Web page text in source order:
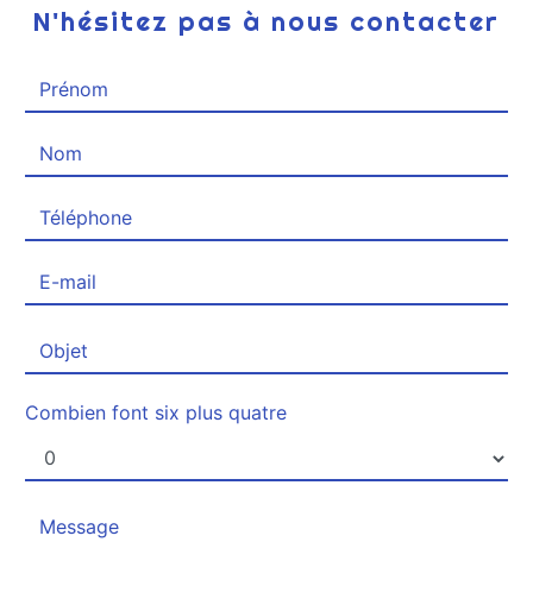
N'hésitez pas à nous contacter
Combien font six plus quatre